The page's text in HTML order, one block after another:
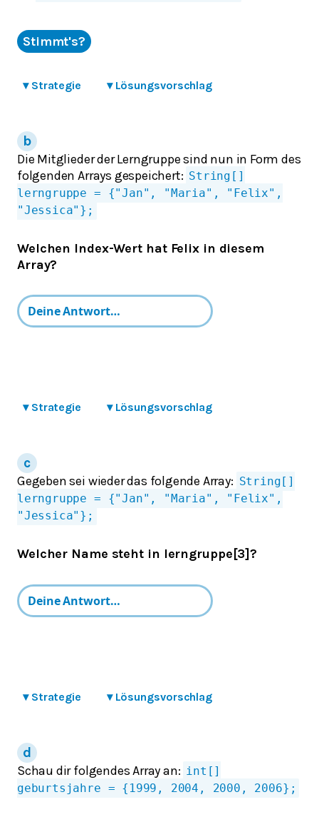
Stimmt's?
▾ Strategie ▾ Lösungsvorschlag
Die Mitglieder der Lerngruppe sind nun in Form des
folgenden Arrays gespeichert: String[]
lerngruppe = {"Jan", "Maria", "Felix",
"Jessica"};
Welchen Index-Wert hat Felix in diesem
Array?
▾ Strategie ▾ Lösungsvorschlag
Gegeben sei wieder das folgende Array: String[]
lerngruppe = {"Jan", "Maria", "Felix",
"Jessica"};
Welcher Name steht in lerngruppe[3]?
▾ Strategie ▾ Lösungsvorschlag
Schau dir folgendes Array an: int[]
geburtsjahre = {1999, 2004, 2000, 2006};